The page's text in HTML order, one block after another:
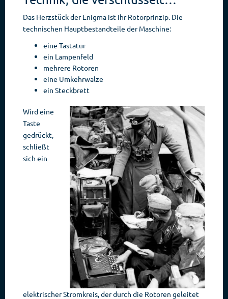
Das Herzstück der Enigma ist ihr Rotorprinzip. Die
technischen Hauptbestandteile der Maschine:
eine Tastatur
ein Lampenfeld
mehrere Rotoren
eine Umkehrwalze
ein Steckbrett
Wird eine
Taste
gedrückt,
schließt
sich ein
elektrischer Stromkreis, der durch die Rotoren geleitet